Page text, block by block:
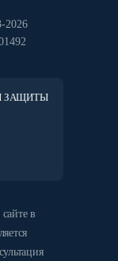
2026
ЗАЩИТЫ
в